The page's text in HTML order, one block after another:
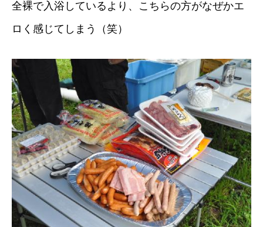
全裸で入浴しているより、こちらの方がなぜかエ
ロく感じてしまう（笑）